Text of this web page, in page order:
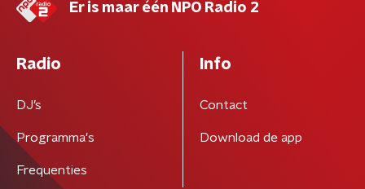
Er is maar één NPO Radio 2
Radio
DJ’s
Programma's
Frequenties
Info
Contact
Download de app